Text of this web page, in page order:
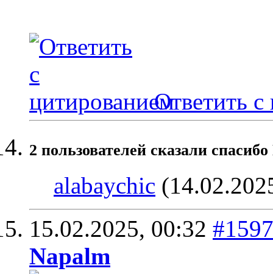
Ответить с
2 пользователей сказали
alabaychic
15.02.2025, 00:32
Napalm